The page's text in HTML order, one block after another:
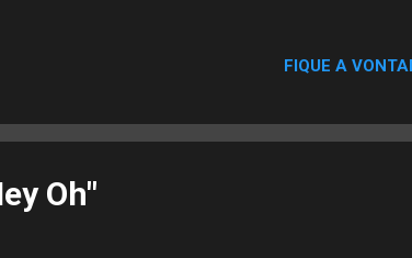
músicas de 2007. Ele tem foi um bom sucesso para o
listados a canção na posição # 351 da década de
FIQUE A
Oh"